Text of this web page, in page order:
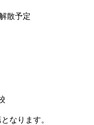
散予定
なります。